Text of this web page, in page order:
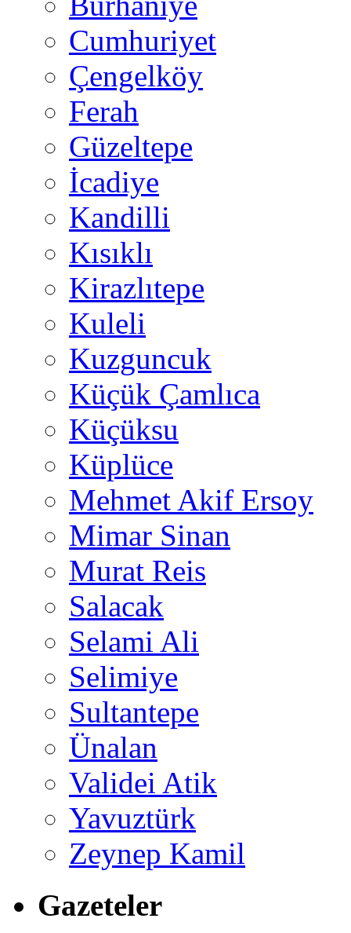
Cumhuriyet
Çengelköy
Ferah
Güzeltepe
İcadiye
Kandilli
Kısıklı
Kirazlıtepe
Kuleli
Kuzguncuk
Küçük Çamlıca
Küçüksu
Küplüce
Mehmet Akif Ersoy
Mimar Sinan
Murat Reis
Salacak
Selami Ali
Selimiye
Sultantepe
Ünalan
Validei Atik
Yavuztürk
Zeynep Kamil
Gazeteler